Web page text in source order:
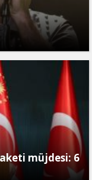
müjdesi: 6